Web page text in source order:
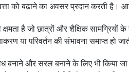
को बढ़ाने का अवसर प्रदान करती
है जो छात्रों और शैक्षिक सामग्रियों
या परिवर्तन की संभावना समाप्त हो
बनाने और सरल बनाने के लिए भी